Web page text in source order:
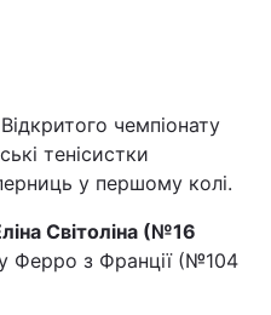
чемпіонату
тенісистки
у першому колі.
Світоліна (№16
Ферро з Франції (№104